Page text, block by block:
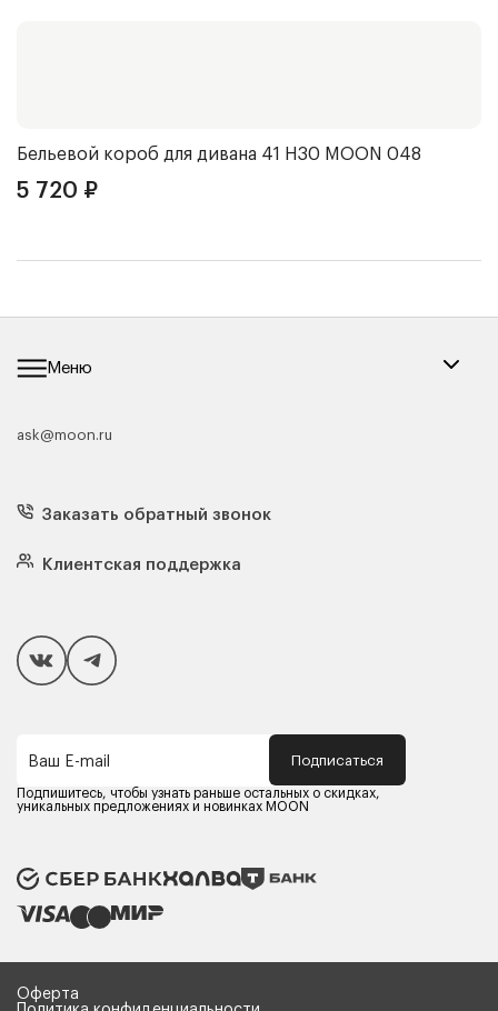
Бельевой короб для дивана 41 Н30 MOON 048
5 720 ₽
Меню
Каталог мебели
Кресла
Матрасы
Подушки
Чехлы и наматрасники
Покупателям
Способы оплаты
Компания MOON
Оферта
Политика конфиденциальности
Карьера в MOON
ask@moon.ru
Заказать обратный звонок
Клиентская поддержка
Ваш E-mail Подписаться
Подпишитесь, чтобы узнать раньше остальных о скидках,
уникальных предложениях и новинках MOON
Оферта